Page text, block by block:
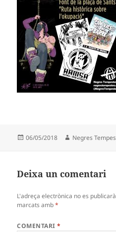
Publicat
06/05/2018 Autor
Negres
Deixa un comentari
L'adreça electrònica no es
marcats amb*
COMENTARI*